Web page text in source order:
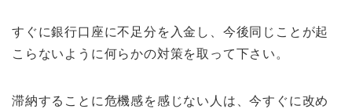
すぐに銀行口座に不足分を入金し、今後同じことが起
こらないように何らかの対策を取って下さい。
滞納することに危機感を感じない人は、今すぐに改め